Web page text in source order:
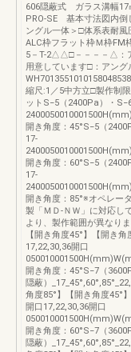
606隠蔽式 ガラス溝幅17
PRO-SE 基本寸法図内倒
ングル一体＞□体系表耐
ALC枠フラット枠Ｍ枠FM
5－T-2△△□－－－－△：
用意しています□：アン
縮尺:1／5中方立□製作制
ットS−5（2400Pa）・
開き角度：45°S−5（
17-
開き角度：60°S−5（
17-
開き角度：85°※オペレー
製「ＭＤ-ＮＷ」に対応し
より、製作範囲が異なり
【開き角度45°】【開き
17,22,30,36開口
開き角度：45°S−7（
隠蔽）
角度85°】【開き角度45°
開口17,22,30,36開口
開き角度：60°S−7（
隠蔽）